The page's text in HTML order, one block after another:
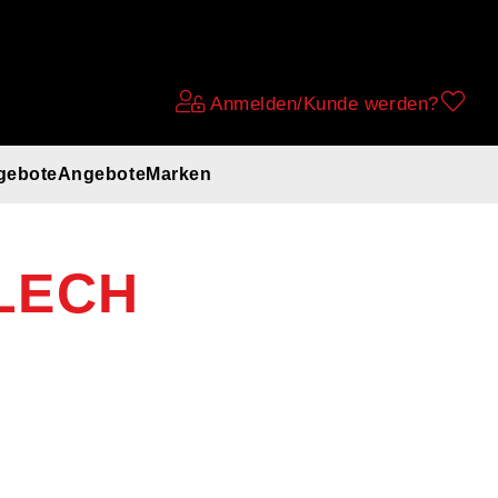
Anmelden/Kunde werden?
AngeboteMarken